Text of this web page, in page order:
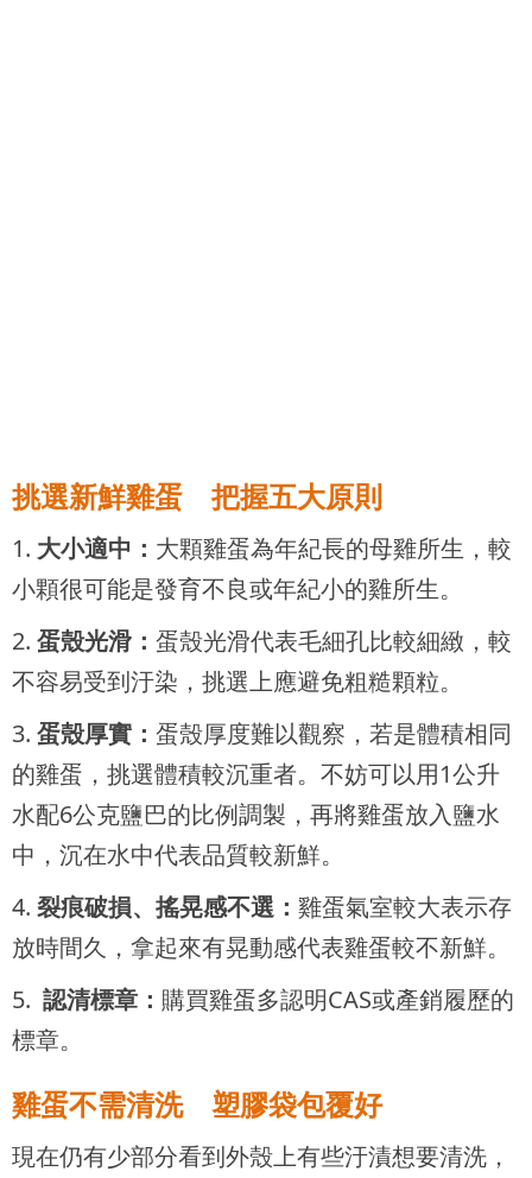
挑選新鮮雞蛋 把握五大原則
1. 大小適中： 大顆雞蛋為年紀長的母雞所生，較
小顆很可能是發育不良或年紀小的雞所生。
2. 蛋殼光滑： 蛋殼光滑代表毛細孔比較細緻，較
不容易受到汙染，挑選上應避免粗糙顆粒。
3. 蛋殼厚實： 蛋殼厚度難以觀察，若是體積相同
的雞蛋，挑選體積較沉重者。不妨可以用1公升
水配6公克鹽巴的比例調製，再將雞蛋放入鹽水
中，沉在水中代表品質較新鮮。
4. 裂痕破損、搖晃感不選： 雞蛋氣室較大表示存
放時間久，拿起來有晃動感代表雞蛋較不新鮮。
5. 認清標章： 購買雞蛋多認明CAS或產銷履歷的
標章。
雞蛋不需清洗 塑膠袋包覆好
現在仍有少部分看到外殼上有些汙漬想要清洗，